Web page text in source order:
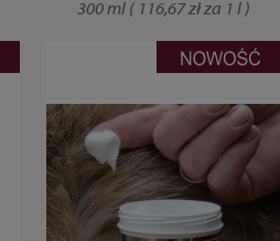
300 ml ( 116,67 zł za 1 l )